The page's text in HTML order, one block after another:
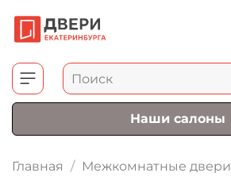
Наши салоны
Главная Межкомнатные двери